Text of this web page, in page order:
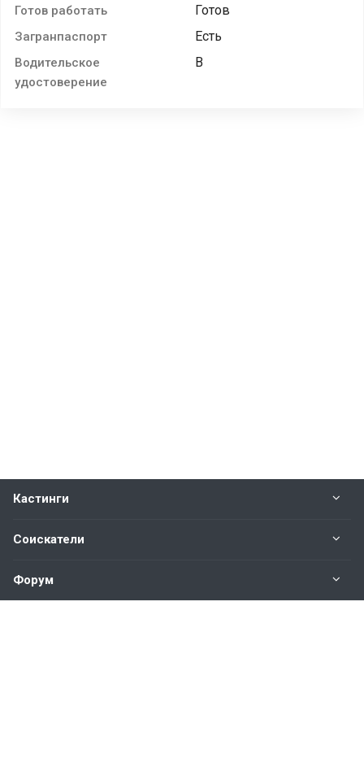
Готов работать Готов
Загранпаспорт Есть
Водительское
удостоверение
B
Кастинги
Соискатели
Форум